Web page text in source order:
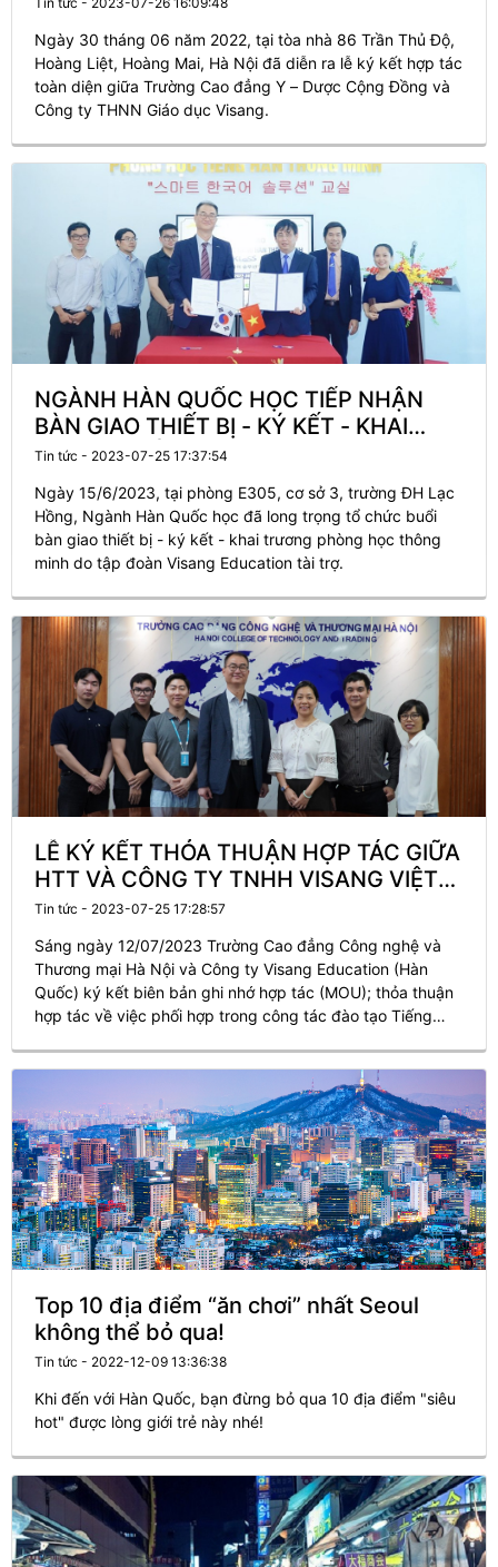
TY TNHH GIÁO DỤC VISANG
Ngày 30 tháng 06 năm 2022, tại tòa nhà 86 Trần Thủ Độ,
Hoàng Liệt, Hoàng Mai, Hà Nội đã diễn ra lễ ký kết hợp tác
toàn diện giữa Trường Cao đẳng Y – Dược Cộng Đồng và
Công ty THNN Giáo dục Visang.
NGÀNH HÀN QUỐC HỌC TIẾP NHẬN
BÀN GIAO THIẾT BỊ - KÝ KẾT - KHAI
TRƯƠNG LỚP HỌC THÔNG MINH DO
TẬP ĐOÀN VISANG EDUCATION VIỆT
NAM TÀI TRỢ
Tin tức - 2023-07-25 17:37:54
Ngày 15/6/2023, tại phòng E305, cơ sở 3, trường ĐH Lạc
Hồng, Ngành Hàn Quốc học đã long trọng tổ chức buổi
bàn giao thiết bị - ký kết - khai trương phòng học thông
minh do tập đoàn Visang Education tài trợ.
LỄ KÝ KẾT THỎA THUẬN HỢP TÁC GIỮA
HTT VÀ CÔNG TY TNHH VISANG VIỆT
NAM
Tin tức - 2023-07-25 17:28:57
Sáng ngày 12/07/2023 Trường Cao đẳng Công nghệ và
Thương mại Hà Nội và Công ty Visang Education (Hàn
Quốc) ký kết biên bản ghi nhớ hợp tác (MOU); thỏa thuận
hợp tác về việc phối hợp trong công tác đào tạo Tiếng
Top 10 địa điểm “ăn chơi” nhất Seoul
không thể bỏ qua!
Tin tức - 2022-12-09 13:36:38
Khi đến với Hàn Quốc, bạn đừng bỏ qua 10 địa điểm "siêu
hot" được lòng giới trẻ này nhé!